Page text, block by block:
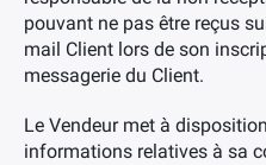
pouvant ne pas être reçus
mail Client lors de son
messagerie du Client.
Le Vendeur met à
informations relatives à sa